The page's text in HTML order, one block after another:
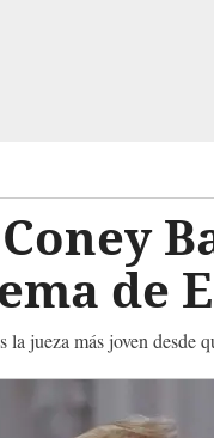
de
la jueza más joven desde